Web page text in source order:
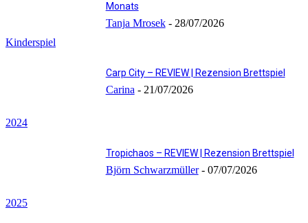
Kinderspiel
Monats
Tanja Mrosek - 28/07/2026
2024
Carp City – REVIEW | Rezension Brettspiel
Carina - 21/07/2026
2025
Tropichaos – REVIEW | Rezension Brettspiel
Björn Schwarzmüller - 07/07/2026